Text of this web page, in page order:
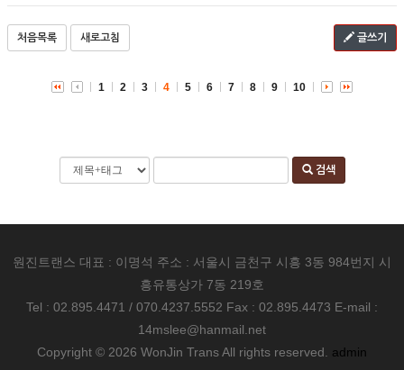
처음목록 새로고침 글쓰기
1 2 3 4 5 6 7 8 9 10
검색
원진트랜스 대표 : 이명석 주소 : 서울시 금천구 시흥 3동 984번지 시
흥유통상가 7동 219호
Tel : 02.895.4471 / 070.4237.5552 Fax : 02.895.4473 E-mail :
14mslee@hanmail.net
Copyright © 2026 WonJin Trans All rights reserved. admin